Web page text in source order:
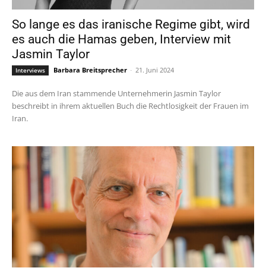
So lange es das iranische Regime gibt, wird
es auch die Hamas geben, Interview mit
Jasmin Taylor
Interviews Barbara Breitsprecher - 21. Juni 2024
Die aus dem Iran stammende Unternehmerin Jasmin Taylor
beschreibt in ihrem aktuellen Buch die Rechtlosigkeit der Frauen im
Iran.